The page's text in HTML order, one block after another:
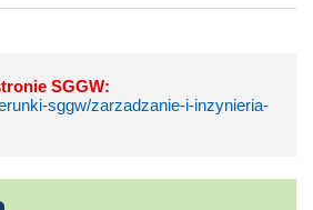
SGGW:
sggw/zarzadzanie-i-inzynieria-